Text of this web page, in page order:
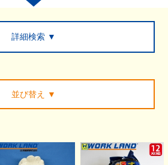
詳細検索 ▼
並び替え ▼